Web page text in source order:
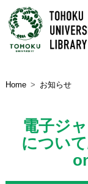
お問
図書
Home お知らせ
電子ジ
につい